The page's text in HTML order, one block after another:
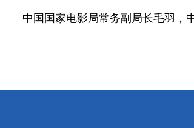
中国国家电影局常务副局长毛羽，中